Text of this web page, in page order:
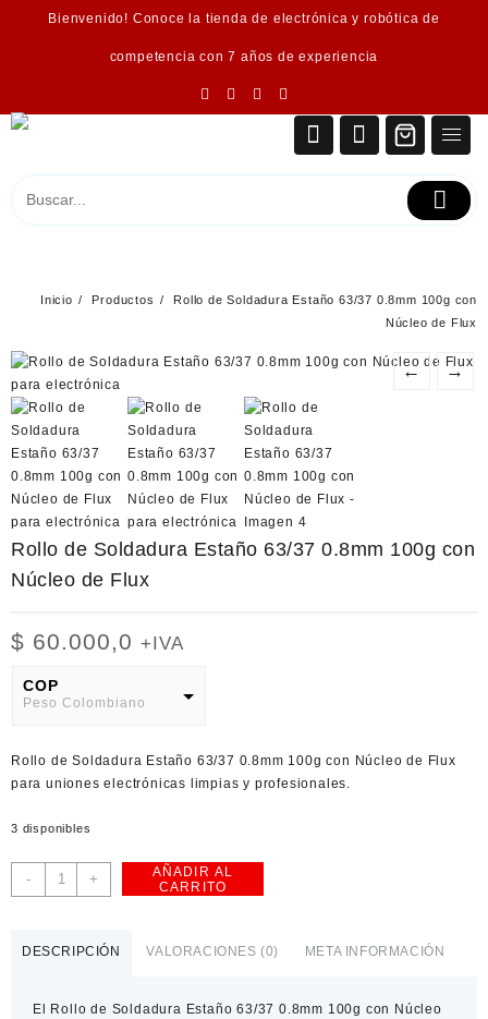
Bienvenido! Conoce la tienda de electrónica y robótica de
competencia con 7 años de experiencia
Inicio Productos
Rollo de Soldadura Estaño 63/37 0.8mm 100g con
Núcleo de Flux
← →
Rollo de Soldadura Estaño 63/37 0.8mm 100g con
Núcleo de Flux
$ 60.000,0 +IVA
COP
Peso Colombiano
American Dollar
Rollo de Soldadura Estaño 63/37 0.8mm 100g con Núcleo de Flux
para uniones electrónicas limpias y profesionales.
3 disponibles
-
Rollo
de
100g
+
AÑADIR AL
CARRITO
DESCRIPCIÓN VALORACIONES (0) META INFORMACIÓN
El
Rollo de Soldadura Estaño 63/37 0.8mm 100g con Núcleo